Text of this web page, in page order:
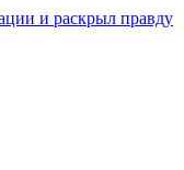
и раскрыл правду